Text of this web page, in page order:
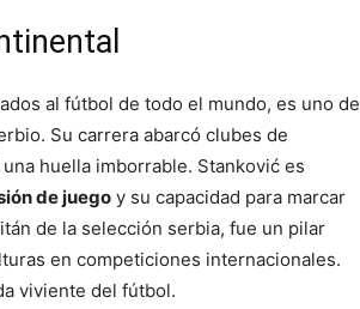
al fútbol de todo el mundo, es uno de
Su carrera abarcó clubes de
huella imborrable. Stanković es
de juego y su capacidad para marcar
de la selección serbia, fue un pilar
en competiciones internacionales.
viviente del fútbol.